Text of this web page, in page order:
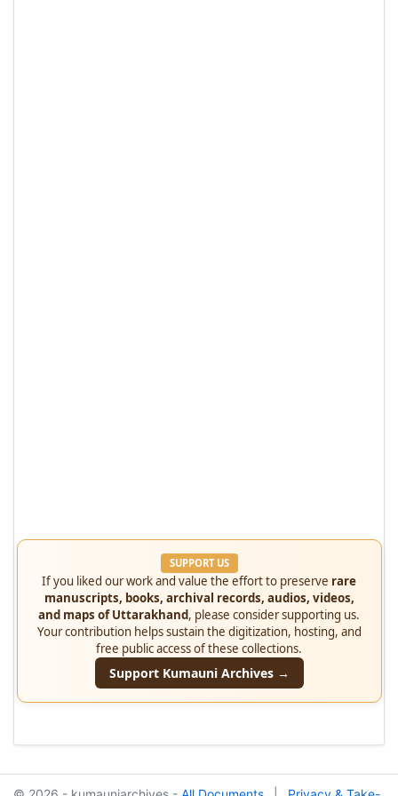
SUPPORT US
If you liked our work and value the effort to preserve rare
manuscripts, books, archival records, audios, videos,
and maps of Uttarakhand, please consider supporting us.
Your contribution helps sustain the digitization, hosting, and
free public access of these collections.
Support Kumauni Archives →